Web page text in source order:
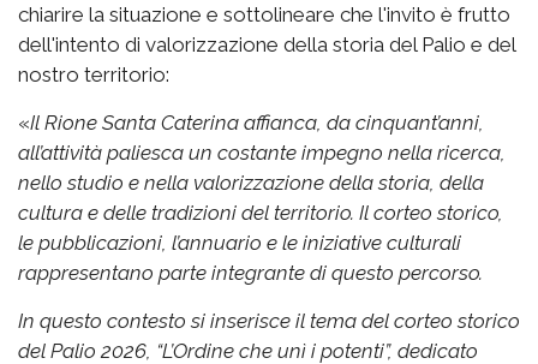
chiarire la situazione e sottolineare che l'invito è frutto
dell'intento di valorizzazione della storia del Palio e del
nostro territorio:
«Il Rione Santa Caterina affianca, da cinquant’anni,
all’attività paliesca un costante impegno nella ricerca,
nello studio e nella valorizzazione della storia, della
cultura e delle tradizioni del territorio. Il corteo storico,
le pubblicazioni, l’annuario e le iniziative culturali
rappresentano parte integrante di questo percorso.
In questo contesto si inserisce il tema del corteo storico
del Palio 2026, “L’Ordine che unì i potenti”, dedicato